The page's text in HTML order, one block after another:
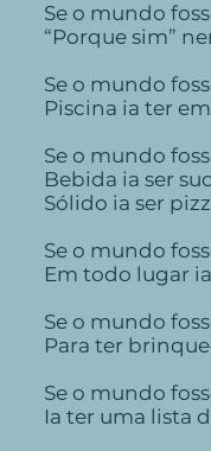
Se o mundo
“Porque sim”
Se o mundo
Piscina ia ter
Se o mundo
Bebida ia ser
Sólido ia ser
Se o mundo
Em todo lugar
Se o mundo
Para ter
Se o mundo
Ia ter uma lista